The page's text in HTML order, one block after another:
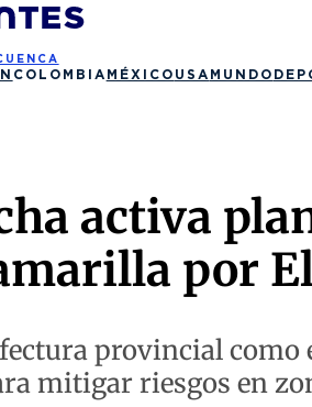
COLOMBIA MÉXICO USA MUNDO
activa
por
provincial
mitigar riesgos en